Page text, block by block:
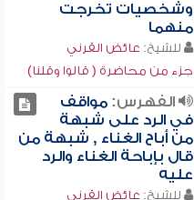
وشخصيات تخرجت
منهما
للشيخ: عائض القرني
جزء من محاضرة ( قالوا وقلنا)
الفهرس:مواقف
في الرد على شبهة
من أباح الغناء , شبهة من
قال بإباحة الغناء والرد
عليه
للشيخ: عائض القرني